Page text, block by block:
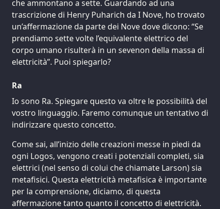
che ammontano a sette. Guardando ad una
trascrizione di Henry Puharich da I Nove, ho trovato
un’affermazione da parte dei Nove dove dicono: “Se
prendiamo sette volte l’equivalente elettrico del
corpo umano risulterà in un sevenon della massa di
elettricità”. Puoi spiegarlo?
Ra
Io sono Ra. Spiegare questo va oltre le possibilità del
vostro linguaggio. Faremo comunque un tentativo di
indirizzare questo concetto.
Come sai, all’inizio delle creazioni messe in piedi da
ogni Logos, vengono creati i potenziali completi, sia
elettrici (nel senso di colui che chiamate Larson) sia
metafisici. Questa elettricità metafisica è importante
per la comprensione, diciamo, di questa
affermazione tanto quanto il concetto di elettricità.